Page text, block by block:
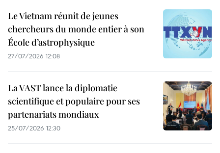
Le Vietnam réunit de jeunes
chercheurs du monde entier à son
École d’astrophysique
27/07/2026 12:08
La VAST lance la diplomatie
scientifique et populaire pour ses
partenariats mondiaux
25/07/2026 12:30